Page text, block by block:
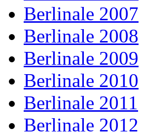
Berlinale 2007
Berlinale 2008
Berlinale 2009
Berlinale 2010
Berlinale 2011
Berlinale 2012